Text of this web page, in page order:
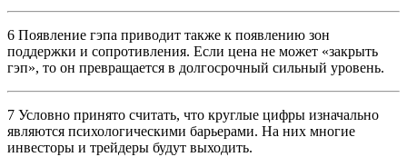
6 Появление гэпа приводит также к появлению зон
поддержки и сопротивления. Если цена не может «закрыть
гэп», то он превращается в долгосрочный сильный уровень.
7 Условно принято считать, что круглые цифры изначально
являются психологическими барьерами. На них многие
инвесторы и трейдеры будут выходить.